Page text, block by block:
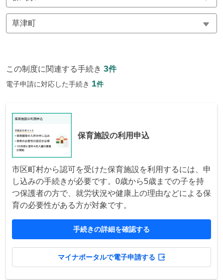
この制度に関連する手続き 3件
電子申請に対応した手続き 1件
保育施設の利用申込
市区町村から認可を受けた保育施設を利用するには、申
し込みの手続きが必要です。0歳から5歳までの子を持
つ保護者の方で、就労状況や健康上の理由などによる保
育の必要性がある方が対象です。
手続きの詳細を確認する
マイナポータルで電子申請する